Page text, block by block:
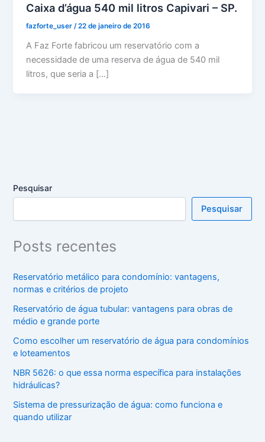
Caixa d’água 540 mil litros Capivari – SP.
fazforte_user /22 de janeiro de 2016
A Faz Forte fabricou um reservatório com a
necessidade de uma reserva de água de 540 mil
litros, que seria a […]
Pesquisar
Pesquisar
Posts recentes
Reservatório metálico para condomínio: vantagens,
normas e critérios de projeto
Reservatório de água tubular: vantagens para obras de
médio e grande porte
Como escolher um reservatório de água para condomínios
e loteamentos
NBR 5626: o que essa norma específica para instalações
hidráulicas?
Sistema de pressurização de água: como funciona e
quando utilizar